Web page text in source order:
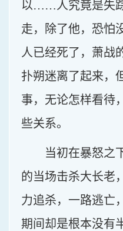
以……人究竟是失
走，除了他，恐怕
人已经死了，萧战
扑朔迷离了起来，
事，无论怎样看待
些关系。
当初在暴怒之
的当场击杀大长老
力追杀，一路逃亡
期间却是根本没有